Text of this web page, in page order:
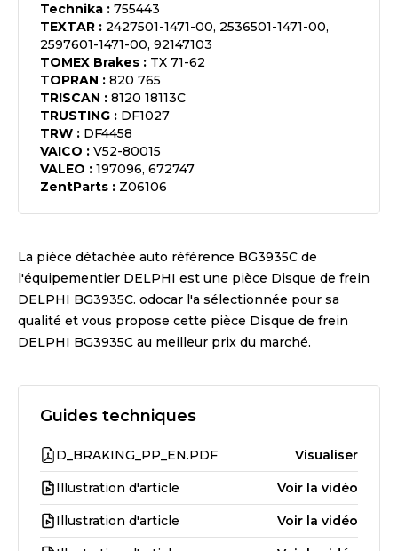
Technika : 755443
TEXTAR : 2427501-1471-00, 2536501-1471-00,
2597601-1471-00, 92147103
TOMEX Brakes : TX 71-62
TOPRAN : 820 765
TRISCAN : 8120 18113C
TRUSTING : DF1027
TRW : DF4458
VAICO : V52-80015
VALEO : 197096, 672747
ZentParts : Z06106
La pièce détachée auto référence BG3935C de
l'équipementier DELPHI est une pièce Disque de frein
DELPHI BG3935C. odocar l'a sélectionnée pour sa
qualité et vous propose cette pièce Disque de frein
DELPHI BG3935C au meilleur prix du marché.
Guides techniques
D_BRAKING_PP_EN.PDF Visualiser
Illustration d'article Voir la vidéo
Illustration d'article Voir la vidéo